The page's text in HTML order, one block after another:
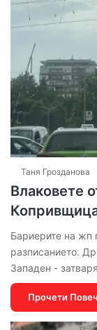
Таня Грозданова
Влаковете
Бариерите на жп
разписанието.
Западен -
Прочети